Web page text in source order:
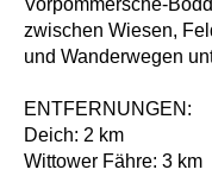
Vorpommersche-
zwischen Wiesen,
und Wanderwegen
ENTFERNUNGEN:
Deich: 2 km
Wittower Fähre: 3 km